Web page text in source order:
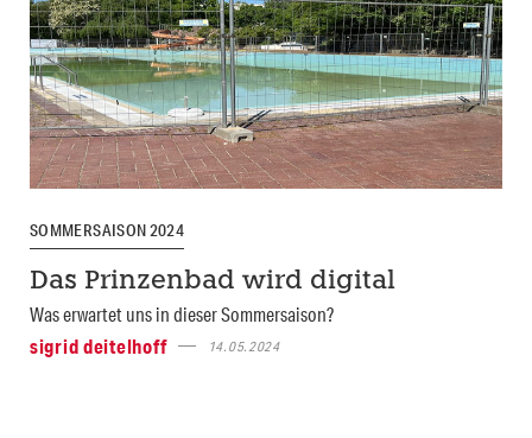
SOMMERSAISON 2024
Das Prinzenbad wird digital
Was erwartet uns in dieser Sommersaison?
sigrid deitelhoff
14.05.2024